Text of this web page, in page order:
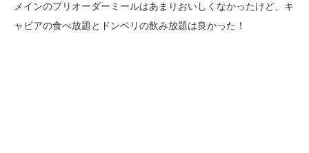
メインのプリオーダーミールはあまりおいしくなかったけど、キ
ャビアの食べ放題とドンペリの飲み放題は良かった！